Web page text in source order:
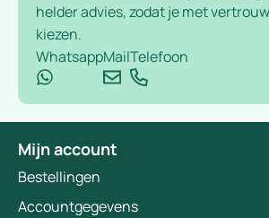
helder advies, zodat je met
kiezen.
WhatsappMailTelefoon
Mijn account
Bestellingen
Accountgegevens